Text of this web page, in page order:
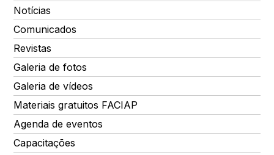
Notícias
Comunicados
Revistas
Galeria de fotos
Galeria de vídeos
Materiais gratuitos FACIAP
Agenda de eventos
Capacitações